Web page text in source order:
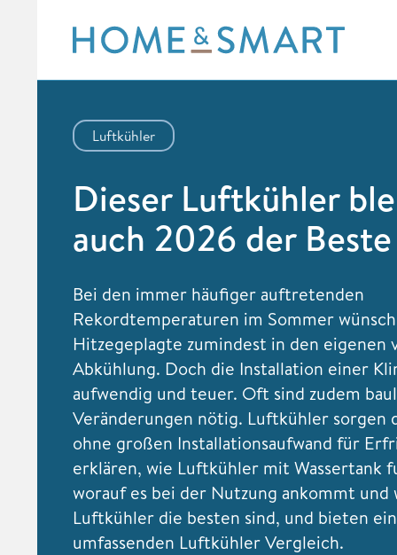
content
Luftkühler
Dieser Luftkühler
auch 2026 der Beste
Bei den immer häufiger auftretenden
Rekordtemperaturen im Sommer
Hitzegeplagte zumindest in den eigenen
Abkühlung. Doch die Installation einer
aufwendig und teuer. Oft sind zudem
Veränderungen nötig. Luftkühler sorgen
ohne großen Installationsaufwand für
erklären, wie Luftkühler mit Wassertank
worauf es bei der Nutzung ankommt und
Luftkühler die besten sind, und bieten
umfassenden Luftkühler Vergleich.